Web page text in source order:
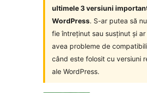
ultimele 3 versiuni
WordPress. S-ar putea să
fie întreținut sau susținut și
avea probleme de
când este folosit cu versiuni
ale WordPress.